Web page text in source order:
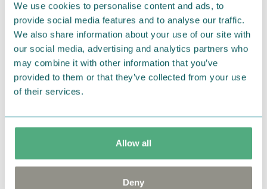
We use cookies to personalise content and ads, to
provide social media features and to analyse our traffic.
We also share information about your use of our site with
our social media, advertising and analytics partners who
may combine it with other information that you’ve
provided to them or that they’ve collected from your use
of their services.
Allow all
Deny
Related articles